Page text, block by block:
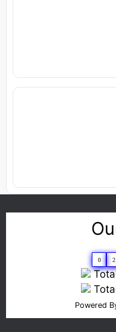
0 2
Powered